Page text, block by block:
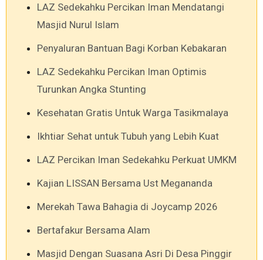
LAZ Sedekahku Percikan Iman Mendatangi
Masjid Nurul Islam
Penyaluran Bantuan Bagi Korban Kebakaran
LAZ Sedekahku Percikan Iman Optimis
Turunkan Angka Stunting
Kesehatan Gratis Untuk Warga Tasikmalaya
Ikhtiar Sehat untuk Tubuh yang Lebih Kuat
LAZ Percikan Iman Sedekahku Perkuat UMKM
Kajian LISSAN Bersama Ust Megananda
Merekah Tawa Bahagia di Joycamp 2026
Bertafakur Bersama Alam
Masjid Dengan Suasana Asri Di Desa Pinggir